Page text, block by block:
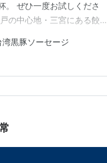
。 ぜひ一度お試しくださ
中心地・三宮にある餃子
、楽天市場やYahoo!ショ
湾黒豚ソーセージ